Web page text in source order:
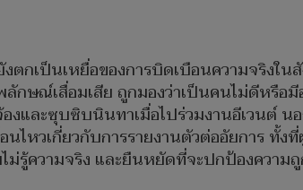
ตกเป็นเหยื่อของการบิดเบือนความจริงใ
กษณ์เสื่อมเสีย ถูกมองว่าเป็นคนไม่ดีหรือมี
และซุบซิบนินทาเมื่อไปร่วมงานอีเวนต์
หวเกี่ยวกับการรายงานตัวต่ออัยการ ทั้ง
รู้ความจริง และยืนหยัดที่จะปกป้องความ